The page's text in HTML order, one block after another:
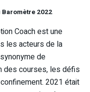
2022
Coach est une
les acteurs de la
de
des courses, les défis
2021 était